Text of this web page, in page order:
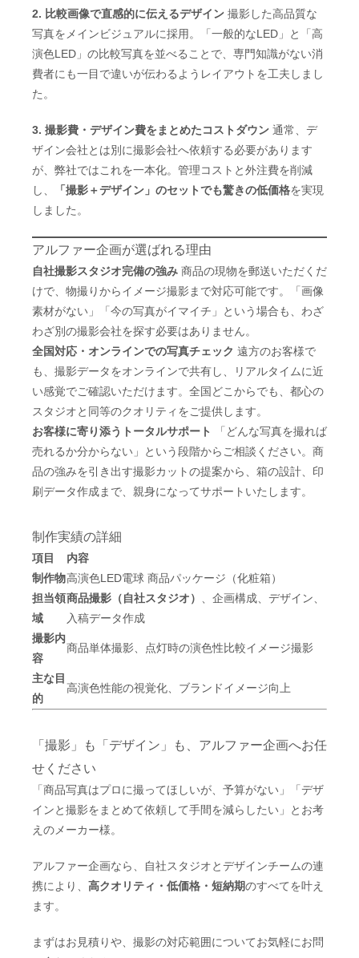
2. 比較画像で直感的に伝えるデザイン 撮影した高品質な
写真をメインビジュアルに採用。「一般的なLED」と「高
演色LED」の比較写真を並べることで、専門知識がない消
費者にも一目で違いが伝わるようレイアウトを工夫しまし
た。
3. 撮影費・デザイン費をまとめたコストダウン 通常、デ
ザイン会社とは別に撮影会社へ依頼する必要があります
が、弊社ではこれを一本化。管理コストと外注費を削減
し、
「撮影＋デザイン」のセットでも驚きの低価格を実現
しました。
アルファー企画が選ばれる理由
自社撮影スタジオ完備の強み 商品の現物を郵送いただくだ
けで、物撮りからイメージ撮影まで対応可能です。「画像
素材がない」「今の写真がイマイチ」という場合も、わざ
わざ別の撮影会社を探す必要はありません。
全国対応・オンラインでの写真チェック 遠方のお客様で
も、撮影データをオンラインで共有し、リアルタイムに近
い感覚でご確認いただけます。全国どこからでも、都心の
スタジオと同等のクオリティをご提供します。
お客様に寄り添うトータルサポート
「どんな写真を撮れば
売れるか分からない」という段階からご相談ください。商
品の強みを引き出す撮影カットの提案から、箱の設計、印
刷データ作成まで、親身になってサポートいたします。
制作実績の詳細
項目
内容
制作物高演色LED電球 商品パッケージ（化粧箱）
担当領
域
商品撮影（自社スタジオ）
、企画構成、デザイン、
入稿データ作成
撮影内
容
商品単体撮影、点灯時の演色性比較イメージ撮影
主な目
的
高演色性能の視覚化、ブランドイメージ向上
「撮影」も「デザイン」も、アルファー企画へお任
せください
「商品写真はプロに撮ってほしいが、予算がない」「デザ
インと撮影をまとめて依頼して手間を減らしたい」とお考
えのメーカー様。
アルファー企画なら、自社スタジオとデザインチームの連
携により、 高クオリティ・低価格・短納期のすべてを叶え
ます。
まずはお見積りや、撮影の対応範囲についてお気軽にお問